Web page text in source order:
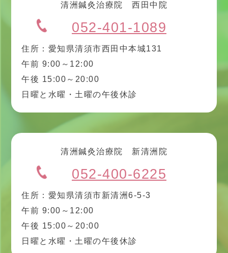
清洲鍼灸治療院 西田中院
052-401-1089
住所：愛知県清須市西田中本城131
午前 9:00～12:00
午後 15:00～20:00
日曜と水曜・土曜の午後休診
清洲鍼灸治療院 新清洲院
052-400-6225
住所：愛知県清須市新清洲6-5-3
午前 9:00～12:00
午後 15:00～20:00
日曜と水曜・土曜の午後休診